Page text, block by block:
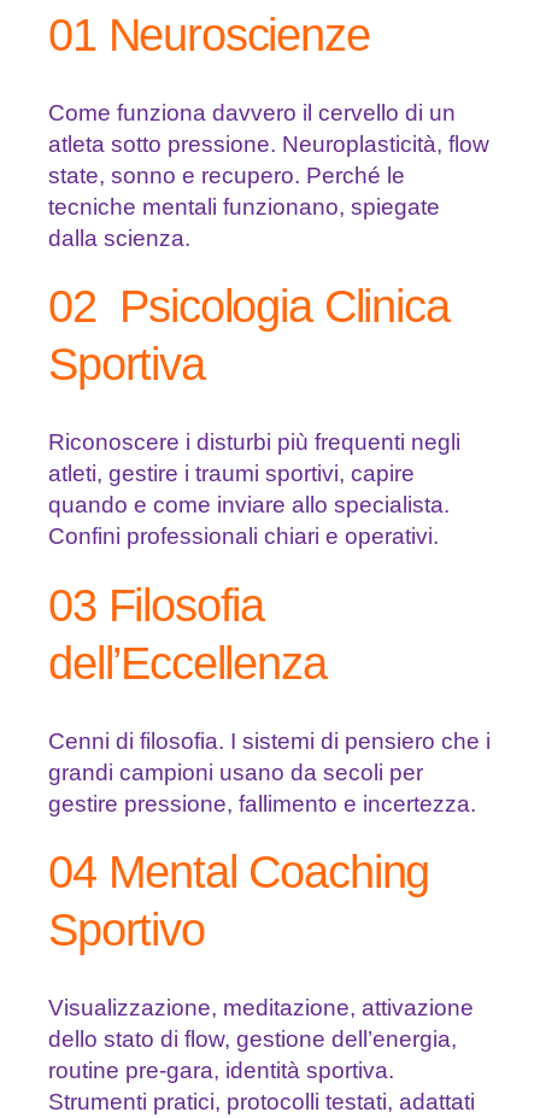
01 Neuroscienze
Come funziona davvero il cervello di un
atleta sotto pressione. Neuroplasticità, flow
state, sonno e recupero. Perché le
tecniche mentali funzionano, spiegate
dalla scienza.
02 Psicologia Clinica
Sportiva
Riconoscere i disturbi più frequenti negli
atleti, gestire i traumi sportivi, capire
quando e come inviare allo specialista.
Confini professionali chiari e operativi.
03 Filosofia
dell’Eccellenza
Cenni di filosofia. I sistemi di pensiero che i
grandi campioni usano da secoli per
gestire pressione, fallimento e incertezza.
04 Mental Coaching
Sportivo
Visualizzazione, meditazione, attivazione
dello stato di flow, gestione dell’energia,
routine pre-gara, identità sportiva.
Strumenti pratici, protocolli testati, adattati